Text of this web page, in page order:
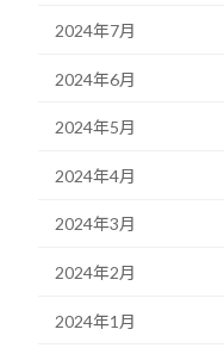
2024年7月
2024年6月
2024年5月
2024年4月
2024年3月
2024年2月
2024年1月